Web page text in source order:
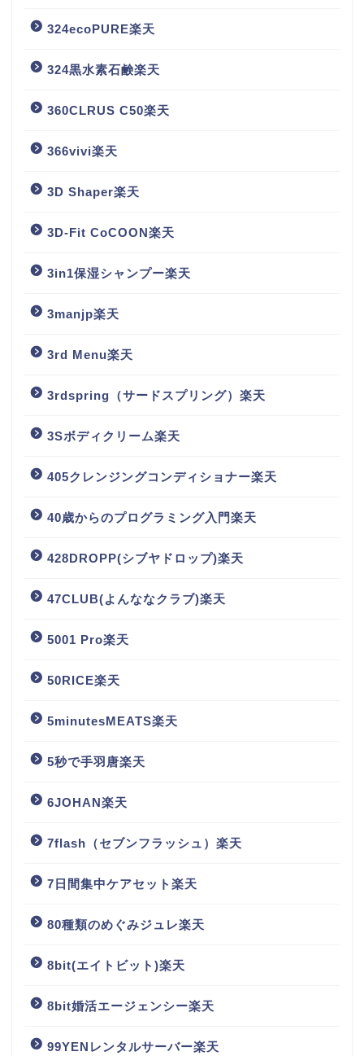
324ecoPURE楽天
324黒水素石鹸楽天
360CLRUS C50楽天
366vivi楽天
3D Shaper楽天
3D-Fit CoCOON楽天
3in1保湿シャンプー楽天
3manjp楽天
3rd Menu楽天
3rdspring（サードスプリング）楽天
3Sボディクリーム楽天
405クレンジングコンディショナー楽天
40歳からのプログラミング入門楽天
428DROPP(シブヤドロップ)楽天
47CLUB(よんななクラブ)楽天
5001 Pro楽天
50RICE楽天
5minutesMEATS楽天
5秒で手羽唐楽天
6JOHAN楽天
7flash（セブンフラッシュ）楽天
7日間集中ケアセット楽天
80種類のめぐみジュレ楽天
8bit(エイトビット)楽天
8bit婚活エージェンシー楽天
99YENレンタルサーバー楽天